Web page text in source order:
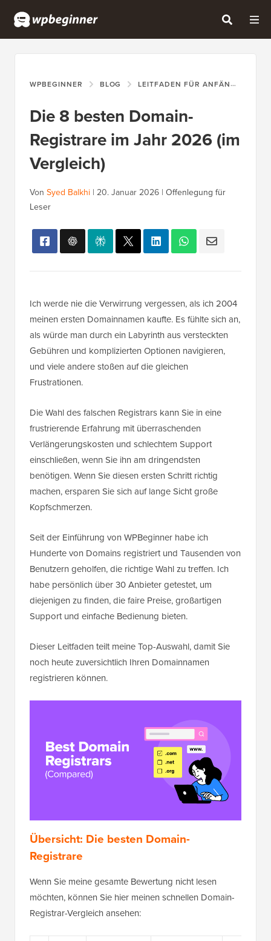
WPBEGINNER BLOG LEITFADEN FÜR ANFÄNGER
Die 8 besten Domain-
Registrare im Jahr 2026 (im
Vergleich)
Von Syed Balkhi | 20. Januar 2026 | Offenlegung für
Leser
Ich werde nie die Verwirrung vergessen, als ich 2004
meinen ersten Domainnamen kaufte. Es fühlte sich an,
als würde man durch ein Labyrinth aus versteckten
Gebühren und komplizierten Optionen navigieren,
und viele andere stoßen auf die gleichen
Frustrationen.
Die Wahl des falschen Registrars kann Sie in eine
frustrierende Erfahrung mit überraschenden
Verlängerungskosten und schlechtem Support
einschließen, wenn Sie ihn am dringendsten
benötigen. Wenn Sie diesen ersten Schritt richtig
machen, ersparen Sie sich auf lange Sicht große
Kopfschmerzen.
Seit der Einführung von WPBeginner habe ich
Hunderte von Domains registriert und Tausenden von
Benutzern geholfen, die richtige Wahl zu treffen. Ich
habe persönlich über 30 Anbieter getestet, um
diejenigen zu finden, die faire Preise, großartigen
Support und einfache Bedienung bieten.
Dieser Leitfaden teilt meine Top-Auswahl, damit Sie
noch heute zuversichtlich Ihren Domainnamen
registrieren können.
Übersicht: Die besten Domain-
Registrare
Wenn Sie meine gesamte Bewertung nicht lesen
möchten, können Sie hier meinen schnellen Domain-
Registrar-Vergleich ansehen: